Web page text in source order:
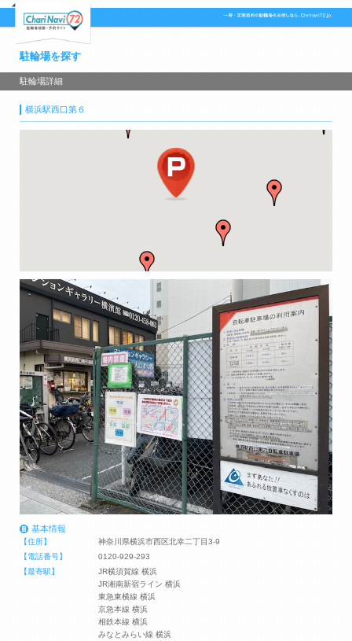
駐輪場を探す
駐輪場詳細
横浜駅西口第６
基本情報
【住所】
神奈川県横浜市西区北幸二丁目3-9
【電話番号】
0120-929-293
【最寄駅】
JR横須賀線 横浜
JR湘南新宿ライン 横浜
東急東横線 横浜
京急本線 横浜
相鉄本線 横浜
みなとみらい線 横浜